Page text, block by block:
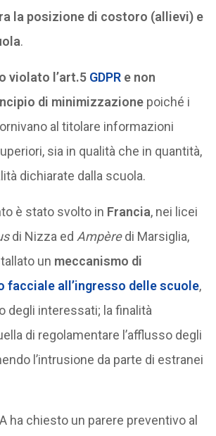
la posizione di costoro (allievi) e
.
violato l’art.5 GDPRe non
di minimizzazionepoiché i
al titolare informazioni
sia in qualità che in quantità,
dichiarate dalla scuola.
è stato svolto in Francia, nei licei
di Nizza ed Ampèredi Marsiglia,
un meccanismo di
facciale all’ingresso delle scuole,
degli interessati; la finalità
di regolamentare l’afflusso degli
l’intrusione da parte di estranei
ha chiesto un parere preventivo al